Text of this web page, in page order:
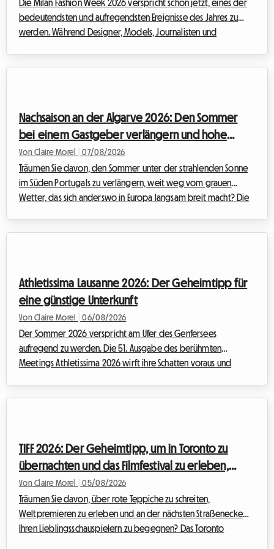
Die Milan Fashion Week 2026 verspricht schon jetzt, eines der
bedeutendsten und aufregendsten Ereignisse des Jahres zu
werden. Während Designer, Models, Journalisten und
echten Herausforderung werden kann. Hotels s...
Nachsaison an der Algarve 2026: Den Sommer
bei einem Gastgeber verlängern und hohe
Preise vermeiden
Von Claire Morel 07/08/2026
Träumen Sie davon, den Sommer unter der strahlenden Sonne
im Süden Portugals zu verlängern, weit weg vom grauen
Wetter, das sich anderswo in Europa langsam breit macht? Die
portugiesische Küste zu entdecken. Ein...
Athletissima Lausanne 2026: Der Geheimtipp für
eine günstige Unterkunft
Von Claire Morel 06/08/2026
Der Sommer 2026 verspricht am Ufer des Genfersees
aufregend zu werden. Die 51. Ausgabe des berühmten
Meetings Athletissima 2026 wirft ihre Schatten voraus und
Unterkunft in Lausanne, die den kritischsten Kostenpu...
TIFF 2026: Der Geheimtipp, um in Toronto zu
übernachten und das Filmfestival zu erleben,
ohne ein Vermögen auszugeben
Von Claire Morel 05/08/2026
Träumen Sie davon, über rote Teppiche zu schreiten,
Weltpremieren zu erleben und an der nächsten Straßenecke
Ihren Lieblingsschauspielern zu begegnen? Das Toronto